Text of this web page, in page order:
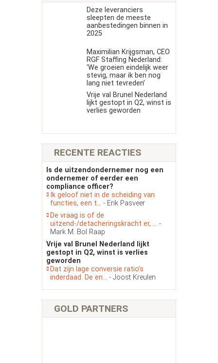
Deze leveranciers
sleepten de meeste
aanbestedingen binnen in
2025
Maximilian Krijgsman, CEO
RGF Staffing Nederland:
‘We groeien eindelijk weer
stevig, maar ik ben nog
lang niet tevreden’
Vrije val Brunel Nederland
lijkt gestopt in Q2, winst is
verlies geworden
RECENTE REACTIES
Is de uitzendondernemer nog een
ondernemer of eerder een
compliance officer?
Ik geloof niet in de scheiding van
functies, een t... - Erik Pasveer
De vraag is of de
uitzend-/detacheringskracht er, ... -
Mark M. Bol Raap
Vrije val Brunel Nederland lijkt
gestopt in Q2, winst is verlies
geworden
Dat zijn lage conversie ratio’s
inderdaad. De en... - Joost Kreulen
GOLD PARTNERS